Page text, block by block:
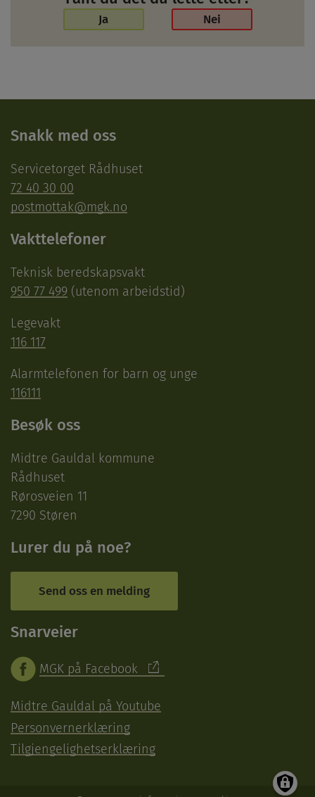
Ja Nei
Snakk med oss
Servicetorget Rådhuset
72 40 30 00
postmottak@mgk.no
Vakttelefoner
Teknisk beredskapsvakt
950 77 499 (utenom arbeidstid)
Legevakt
116 117
Alarmtelefonen for barn og unge
116111
Besøk oss
Midtre Gauldal kommune
Rådhuset
Rørosveien 11
7290 Støren
Lurer du på noe?
Send oss en melding
Snarveier
MGK på Facebook
Midtre Gauldal på Youtube
Personvernerklæring
Tilgjengelighetserklæring